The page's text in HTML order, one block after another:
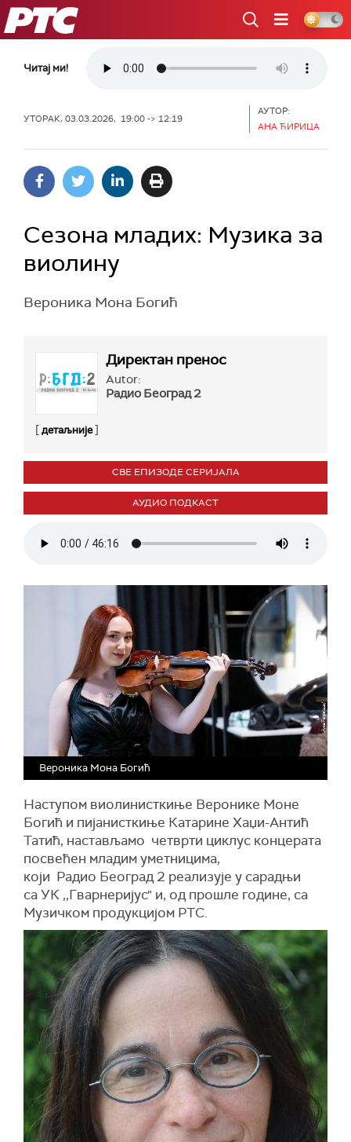
РТС
Читај ми!
УТОРАК, 03.03.2026, 19:00 -> 12:19
АУТОР:
АНА ЋИРИЦА
Сезона младих: Музика за
виолину
Вероника Мона Богић
Директан пренос
Autor:
Радио Београд 2
[детаљније]
СВЕ ЕПИЗОДЕ СЕРИЈАЛА
АУДИО ПОДКАСТ
Вероника Мона Богић
Наступом виолинисткиње Веронике Моне
Богић и пијанисткиње Катарине Хаџи-Антић
Татић, настављамо четврти циклус концерата
посвећен младим уметницима,
који Радио Београд 2 реализује у сарадњи
са УК ,,Гварнеријус" и, од прошле године, са
Музичком продукцијом РТС.